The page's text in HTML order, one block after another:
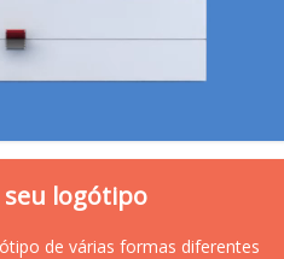
seu logótipo
de várias formas diferentes